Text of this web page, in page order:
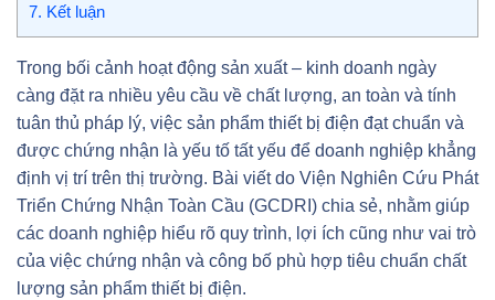
7. Kết luận
Trong bối cảnh hoạt động sản xuất – kinh doanh ngày
càng đặt ra nhiều yêu cầu về chất lượng, an toàn và tính
tuân thủ pháp lý, việc sản phẩm thiết bị điện đạt chuẩn và
được chứng nhận là yếu tố tất yếu để doanh nghiệp khẳng
định vị trí trên thị trường. Bài viết do Viện Nghiên Cứu Phát
Triển Chứng Nhận Toàn Cầu (GCDRI) chia sẻ, nhằm giúp
các doanh nghiệp hiểu rõ quy trình, lợi ích cũng như vai trò
của việc chứng nhận và công bố phù hợp tiêu chuẩn chất
lượng sản phẩm thiết bị điện.